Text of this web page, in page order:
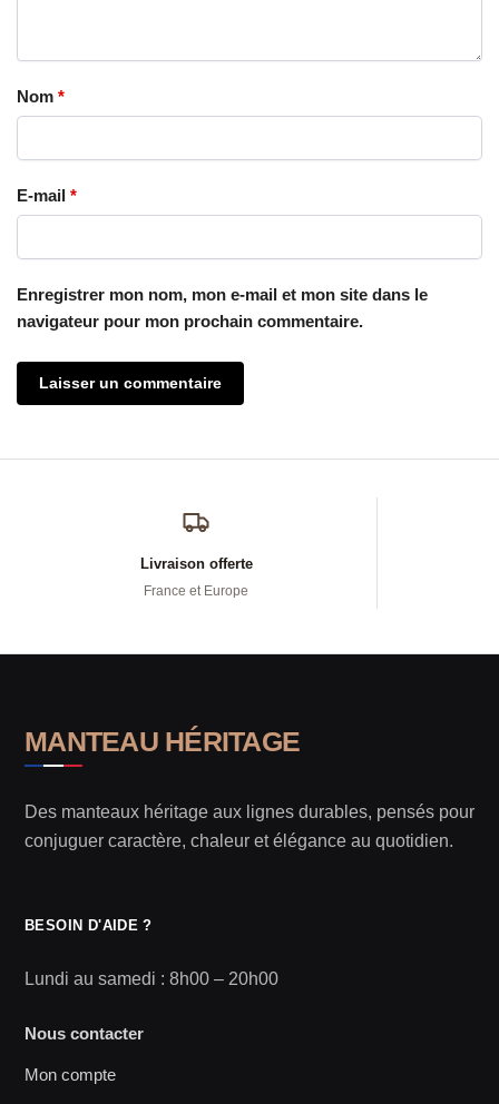
Nom *
E-mail *
Enregistrer mon nom, mon e-mail et mon site dans le
navigateur pour mon prochain commentaire.
Livraison offerte
France et Europe
MANTEAU HÉRITAGE
Des manteaux héritage aux lignes durables, pensés pour
conjuguer caractère, chaleur et élégance au quotidien.
BESOIN D'AIDE ?
Lundi au samedi : 8h00 – 20h00
Nous contacter
Mon compte